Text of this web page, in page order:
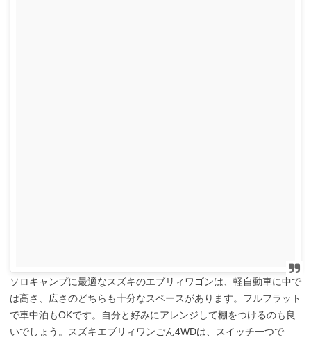
ソロキャンプに最適なスズキのエブリィワゴンは、軽自動車に中で
は高さ、広さのどちらも十分なスペースがあります。フルフラット
で車中泊もOKです。自分と好みにアレンジして棚をつけるのも良
いでしょう。スズキエブリィワンごん4WDは、スイッチ一つで